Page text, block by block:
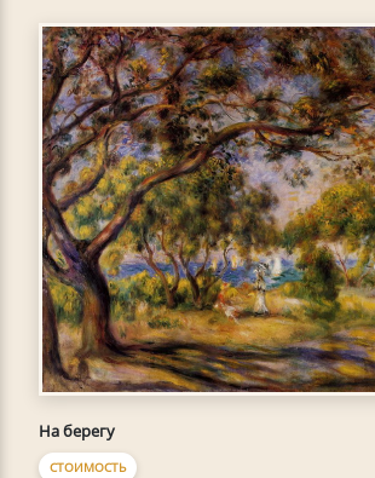
На берегу
СТОИМОСТЬ